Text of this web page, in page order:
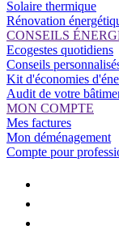
Solaire thermique
Rénovation
CONSEILS
Ecogestes quotidiens
Conseils
Kit d'économies
Audit de votre
MON COMPTE
Mes factures
Mon déménagement
Compte pour